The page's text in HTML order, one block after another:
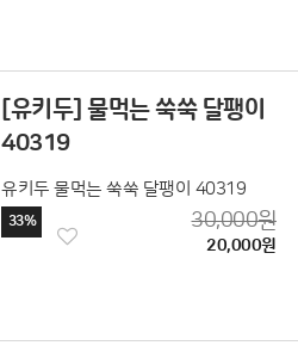
[유키두] 물먹는 쑥쑥 달팽이
40319
유키두 물먹는 쑥쑥 달팽이 40319
33% 30,000원
20,000원